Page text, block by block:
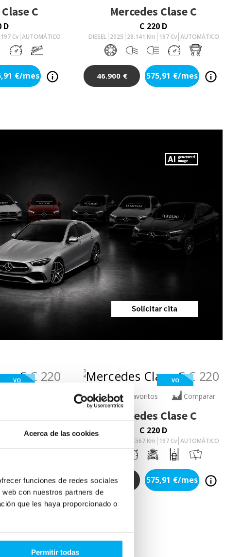
Acerca de las cookies
funciones de redes sociales
con nuestros partners de
que les haya proporcionado o
Permitir todas
Clase C
D
197 Cv AUTOMÁTICO
€/mes
Mercedes Clase C
C 220 D
DIESEL 2025 28.141 Km 197 Cv AUTOMÁTICO
46.900 € 575,91 €/mes
VO
€/mes
VO
Añadir a favoritos Comparar
Mercedes Clase C
C 220 D
25.567 Km 197 Cv AUTOMÁTICO
46.900 575,91 €/mes